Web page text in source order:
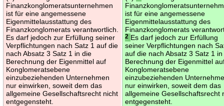
Finanzkonglomeratsunternehmen
ist für eine angemessene
Eigenmittelausstattung des
Finanzkonglomerats verantwortlich.
Es darf jedoch zur Erfüllung seiner
Verpflichtungen nach Satz 1 auf die
nach Absatz 3 Satz 1 in die
Berechnung der Eigenmittel auf
Konglomeratsebene
einzubeziehenden Unternehmen
nur einwirken, soweit dem das
allgemeine Gesellschaftsrecht nicht
entgegensteht.
ist für eine angemessene
Eigenmittelausstattung des
Finanzkonglomerats
2 Es darf jedoch zur Erfüllung
seiner Verpflichtungen nach
auf die nach Absatz 3 Satz 1
Berechnung der Eigenmittel
Konglomeratsebene
einzubeziehenden
nur einwirken, soweit dem das
allgemeine Gesellschaftsrecht
entgegensteht.